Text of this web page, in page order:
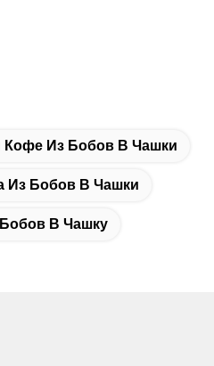
Кофе Из Бобов В Чашки
Из Бобов В Чашки
В Чашку